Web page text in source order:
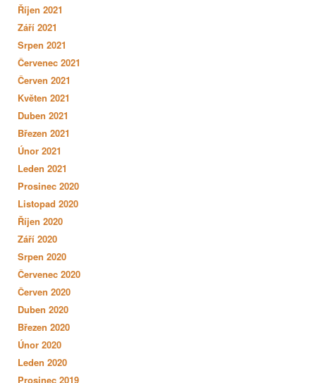
Říjen 2021
Září 2021
Srpen 2021
Červenec 2021
Červen 2021
Květen 2021
Duben 2021
Březen 2021
Únor 2021
Leden 2021
Prosinec 2020
Listopad 2020
Říjen 2020
Září 2020
Srpen 2020
Červenec 2020
Červen 2020
Duben 2020
Březen 2020
Únor 2020
Leden 2020
Prosinec 2019